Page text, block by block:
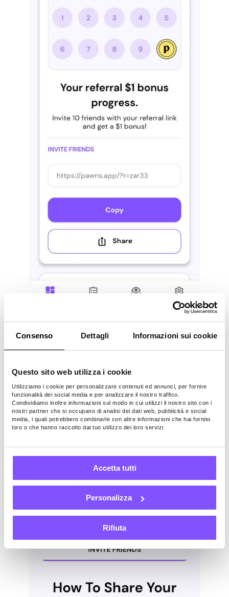
Consenso Dettagli Informazioni sui cookie
Questo sito web utilizza i cookie
Utilizziamo i cookie per personalizzare contenuti ed annunci, per fornire
funzionalità dei social media e per analizzare il nostro traffico.
Condividiamo inoltre informazioni sul modo in cui utilizzi il nostro sito con i
nostri partner che si occupano di analisi dei dati web, pubblicità e social
media, i quali potrebbero combinarle con altre informazioni che hai fornito
loro o che hanno raccolto dal tuo utilizzo dei loro servizi.
Accetta tutti
Personalizza
Rifiuta
Nuova pratica guida
referral
Se stai cercando di sfruttare al meglio il
nostro nuovo bonus di referral, allora
dettagliata su come condividere il tuo link
chat più popolari e altro ancora! Puoi
scaricarlo dalla nostra pagina
dalla sezione Invita amici dell’app.